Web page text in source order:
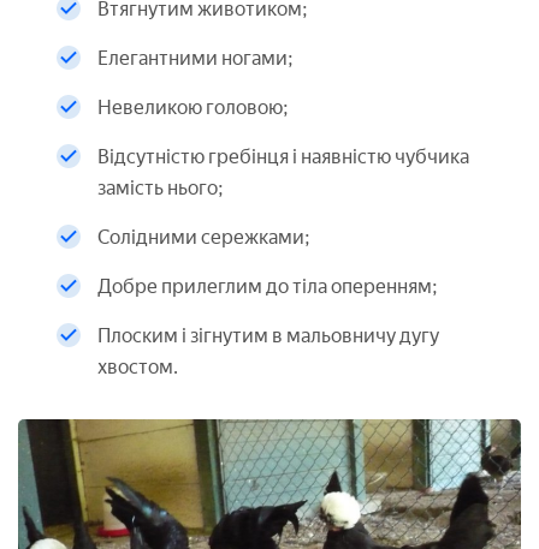
Втягнутим животиком;
Елегантними ногами;
Невеликою головою;
Відсутністю гребінця і наявністю чубчика
замість нього;
Солідними сережками;
Добре прилеглим до тіла оперенням;
Плоским і зігнутим в мальовничу дугу
хвостом.